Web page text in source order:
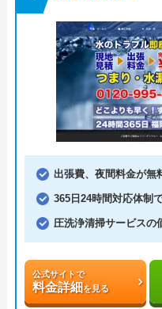
出張費、夜間料金が無
365日24時間対応体制
圧洗浄清掃サービスの
公式サイトで
料金詳細を見る